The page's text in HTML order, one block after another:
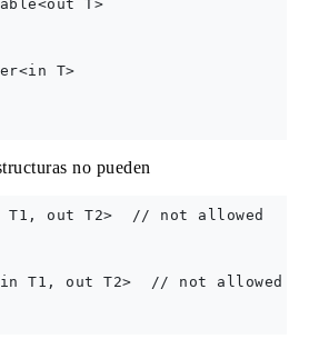
T>
T>
no pueden
T1, out T2>  // not allowed
T1, out T2>  // not allowed